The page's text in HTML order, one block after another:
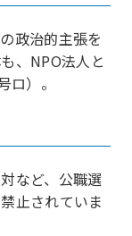
政治的主張を
、NPO法人と
）。
など、公職選
止されていま